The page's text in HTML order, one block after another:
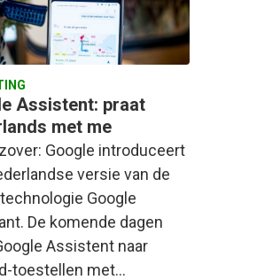
Assistent: praat
met me
Google introduceert
versie van de
Google
De komende dagen
Assistent naar
toestellen met…